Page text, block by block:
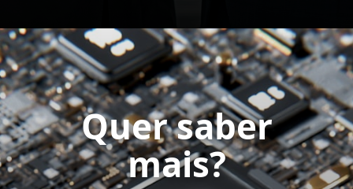
Quer saber
mais?